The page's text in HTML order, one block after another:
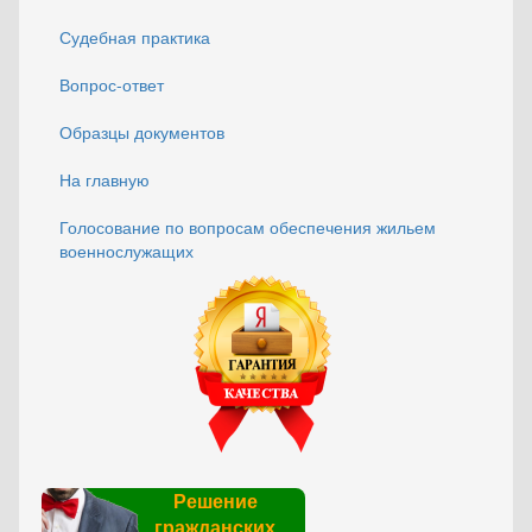
Судебная практика
Вопрос-ответ
Образцы документов
На главную
Голосование по вопросам обеспечения жильем
военнослужащих
Решение